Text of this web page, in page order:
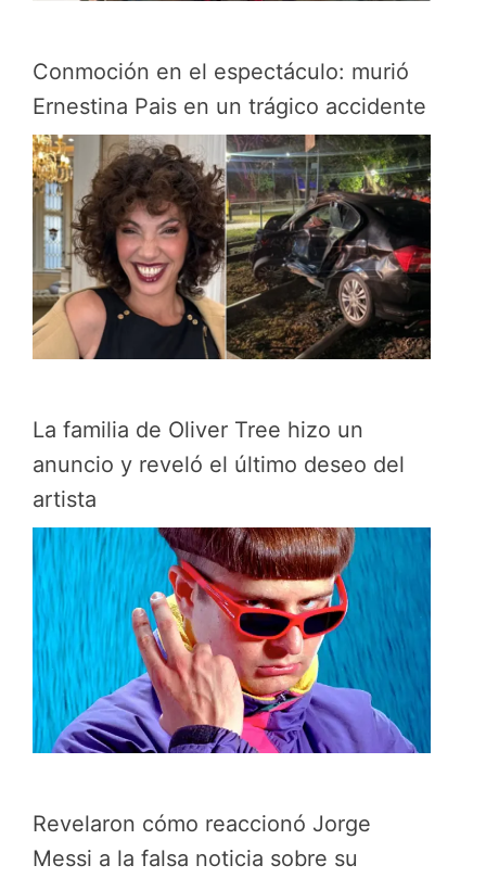
Conmoción en el espectáculo: murió
Ernestina Pais en un trágico accidente
La familia de Oliver Tree hizo un
anuncio y reveló el último deseo del
artista
Revelaron cómo reaccionó Jorge
Messi a la falsa noticia sobre su